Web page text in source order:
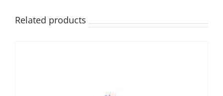
Related products